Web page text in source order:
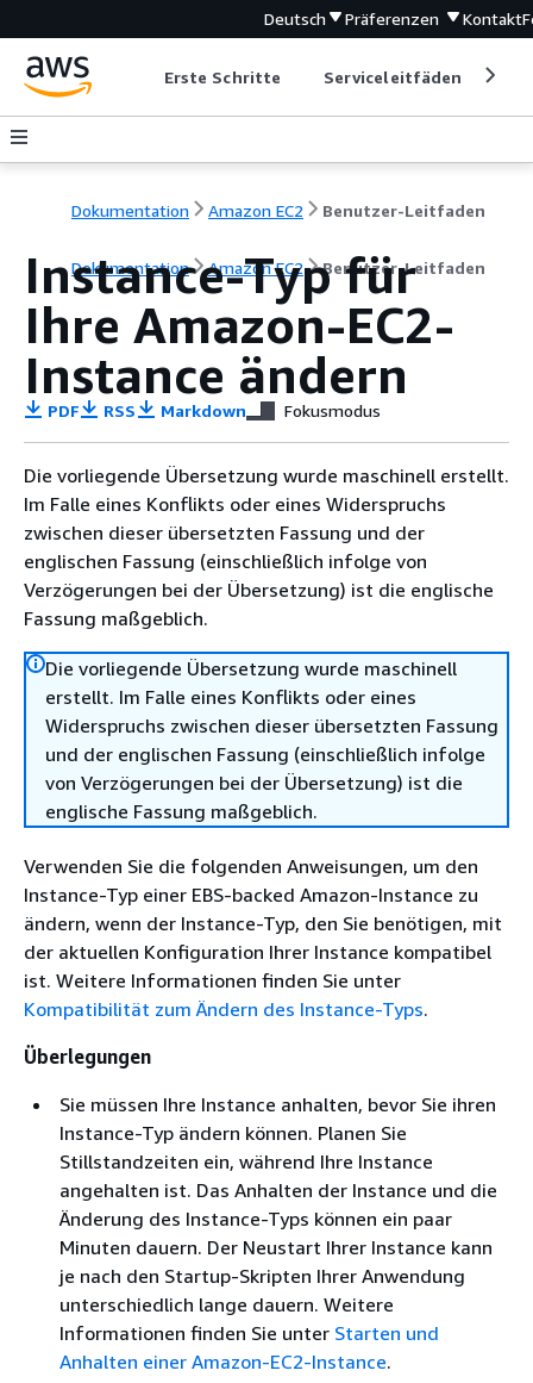
Deutsch Präferenzen Kontakt
Erste Schritte Serviceleitfäden
Dokumentation Amazon EC2 Benutzer-Leitfaden
Dokumentation Amazon EC2 Benutzer-Leitfaden
Instance-Typ für
Ihre Amazon-EC2-
Instance ändern
PDF RSS Markdown Fokusmodus
Die vorliegende Übersetzung wurde maschinell erstellt.
Im Falle eines Konflikts oder eines Widerspruchs
zwischen dieser übersetzten Fassung und der
englischen Fassung (einschließlich infolge von
Verzögerungen bei der Übersetzung) ist die englische
Fassung maßgeblich.
Die vorliegende Übersetzung wurde maschinell
erstellt. Im Falle eines Konflikts oder eines
Widerspruchs zwischen dieser übersetzten Fassung
und der englischen Fassung (einschließlich infolge
von Verzögerungen bei der Übersetzung) ist die
englische Fassung maßgeblich.
Verwenden Sie die folgenden Anweisungen, um den
Instance-Typ einer EBS-backed Amazon-Instance zu
ändern, wenn der Instance-Typ, den Sie benötigen, mit
der aktuellen Konfiguration Ihrer Instance kompatibel
ist. Weitere Informationen finden Sie unter
Kompatibilität zum Ändern des Instance-Typs.
Überlegungen
Sie müssen Ihre Instance anhalten, bevor Sie ihren
Instance-Typ ändern können. Planen Sie
Stillstandzeiten ein, während Ihre Instance
angehalten ist. Das Anhalten der Instance und die
Änderung des Instance-Typs können ein paar
Minuten dauern. Der Neustart Ihrer Instance kann
je nach den Startup-Skripten Ihrer Anwendung
unterschiedlich lange dauern. Weitere
Informationen finden Sie unter Starten und
Anhalten einer Amazon-EC2-Instance.